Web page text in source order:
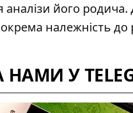
аналізи його
належність до
У